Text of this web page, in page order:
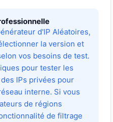
d'IP Aléatoires,
la version et
vos besoins de test.
pour tester les
IPs privées pour
interne. Si vous
de régions
de filtrage